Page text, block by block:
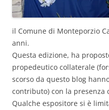
il Comune di Monteporzio
anni.
Questa edizione, ha
propedeutico collaterale
scorso da questo blog
contributo) con la presenza
Qualche espositore si è